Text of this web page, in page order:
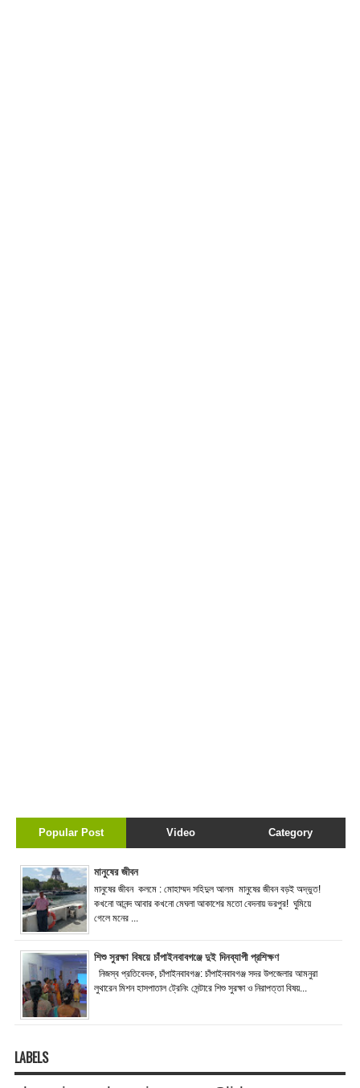
Popular Post Video Category
মানুষের জীবন
মানুষের জীবন কলমে : মোহাম্মদ সহিদুল আলম মানুষের জীবন বড়ই অদ্ভুত!
কখনো আনন্দ আবার কখনো মেঘলা আকাশের মতো বেদনায় ভরপুর! ঘুমিয়ে
গেলে মনের ...
শিশু সুরক্ষা বিষয়ে চাঁপাইনবাবগঞ্জে দুই দিনব্যাপী প্রশিক্ষণ
নিজস্ব প্রতিবেদক, চাঁপাইনবাবগঞ্জ: চাঁপাইনবাবগঞ্জ সদর উপজেলার আমনুরা
লুথারেন মিশন হাসপাতাল ট্রেনিং সেন্টারে শিশু সুরক্ষা ও নিরাপত্তা বিষয়...
LABELS